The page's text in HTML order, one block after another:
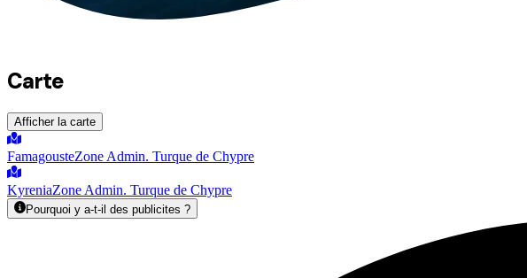
Carte
Afficher la carte
FamagousteZone Admin. Turque de Chypre
KyreniaZone Admin. Turque de Chypre
Pourquoi y a-t-il des publicites ?